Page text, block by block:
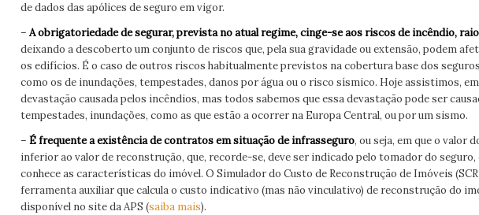
de dados das apólices de seguro em vigor.
– A obrigatoriedade de segurar, prevista no atual regime, cinge-se aos riscos de incêndio,
deixando a descoberto um conjunto de riscos que, pela sua gravidade ou extensão, podem
os edifícios. É o caso de outros riscos habitualmente previstos na cobertura base dos
como os de inundações, tempestades, danos por água ou o risco sísmico. Hoje assistimos,
devastação causada pelos incêndios, mas todos sabemos que essa devastação pode ser
tempestades, inundações, como as que estão a ocorrer na Europa Central, ou por um sismo.
– É frequente a existência de contratos em situação de infrasseguro, ou seja, em que o valor
inferior ao valor de reconstrução, que, recorde-se, deve ser indicado pelo tomador do seguro,
conhece as características do imóvel. O Simulador do Custo de Reconstrução de Imóveis
ferramenta auxiliar que calcula o custo indicativo (mas não vinculativo) de reconstrução do
disponível no site da APS (saiba mais).